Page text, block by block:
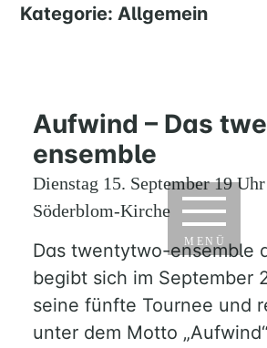
Skip
MENÜ
Kategorie:Allgemein
Aufwind – Das
ensemble
Dienstag 15. September 19
Söderblom-Kirche
Das twentytwo-ensemble
begibt sich im September
seine fünfte Tournee und
unter dem Motto